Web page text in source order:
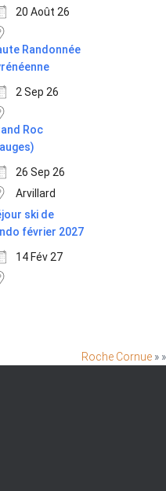
20 Août 26
Randonnée
2 Sep 26
Roc
26 Sep 26
Arvillard
ski de
février 2027
14 Fév 27
Roche Cornue » »